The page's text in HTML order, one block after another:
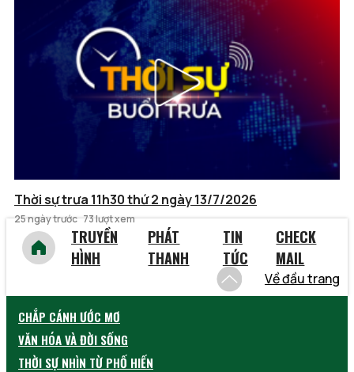
Thời sự trưa 11h30 thứ 2 ngày 13/7/2026
25 ngày trước 73 lượt xem
TRUYỀN
HÌNH
PHÁT
THANH
TIN
TỨC
CHECK
MAIL
Về đầu trang
CHẮP CÁNH ƯỚC MƠ
VĂN HÓA VÀ ĐỜI SỐNG
THỜI SỰ NHÌN TỪ PHỐ HIẾN